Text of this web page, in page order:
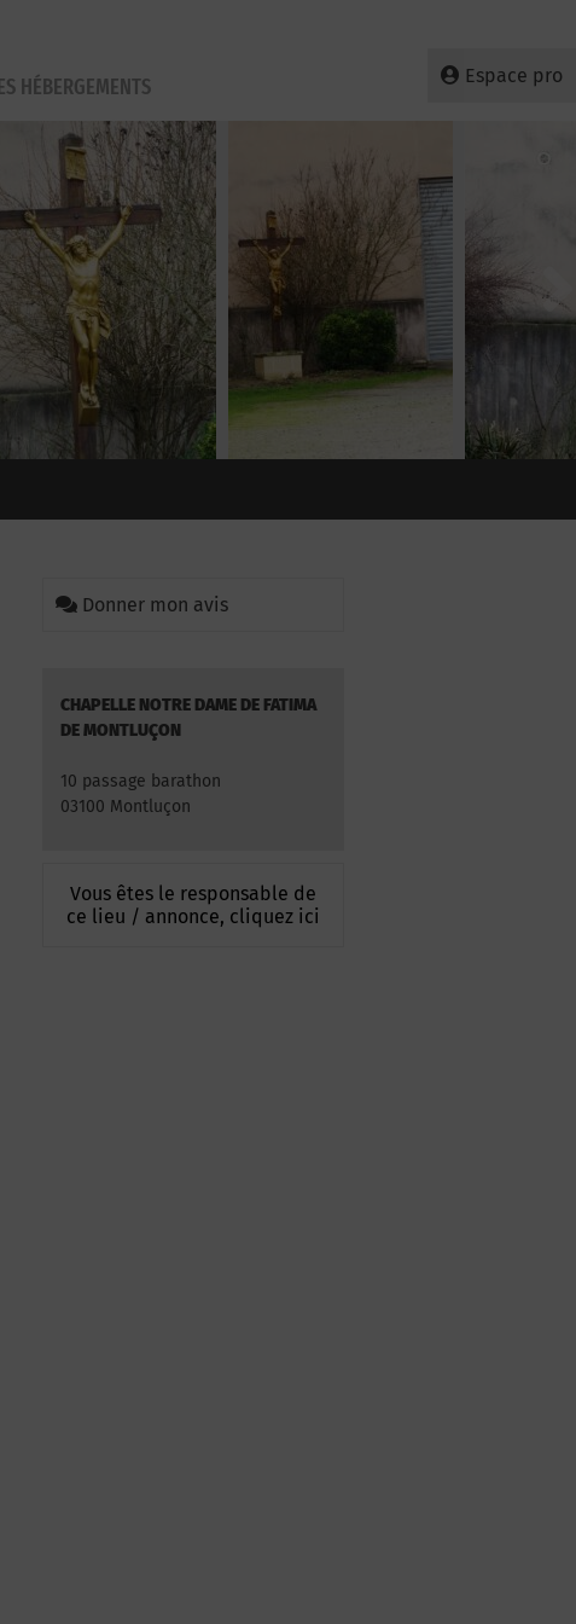
Espace pro
HÉBERGEMENTS
Donner mon avis
CHAPELLE NOTRE DAME DE FATIMA
DE MONTLUÇON
10 passage barathon
03100 Montluçon
Vous êtes le responsable de
ce lieu / annonce, cliquez ici